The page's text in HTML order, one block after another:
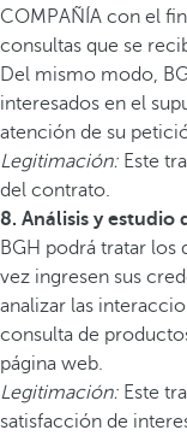
COMPAÑÍA con el
consultas que se
Del mismo modo,
interesados en el
atención de su
Legitimación: Este
del contrato.
8. Análisis y estudio
BGH podrá tratar los
vez ingresen sus
analizar las
consulta de
página web.
Legitimación: Este
satisfacción de